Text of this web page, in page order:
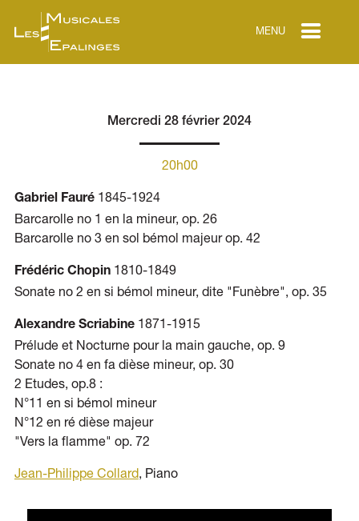
MENU
Mercredi 28 février 2024
20h00
Gabriel Fauré1845-1924
Barcarolle no 1 en la mineur, op. 26
Barcarolle no 3 en sol bémol majeur op. 42
Frédéric Chopin1810-1849
Sonate no 2 en si bémol mineur, dite "Funèbre", op. 35
Alexandre Scriabine1871-1915
Prélude et Nocturne pour la main gauche, op. 9
Sonate no 4 en fa dièse mineur, op. 30
2 Etudes, op.8 :
N°11 en si bémol mineur
N°12 en ré dièse majeur
"Vers la flamme" op. 72
Jean-Philippe Collard, Piano